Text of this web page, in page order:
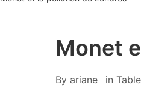
Monet
By ariane in